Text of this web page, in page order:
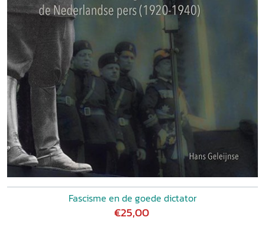
Fascisme en de goede dictator
€25,00